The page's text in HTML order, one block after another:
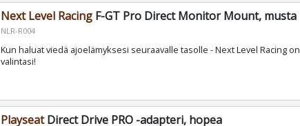
Next Level RacingF-GT Pro Direct Monitor Mount, musta
NLR-R004
Kun haluat viedä ajoelämyksesi seuraavalle tasolle - Next Level Racing on
valintasi!
PlayseatDirect Drive PRO -adapteri, hopea